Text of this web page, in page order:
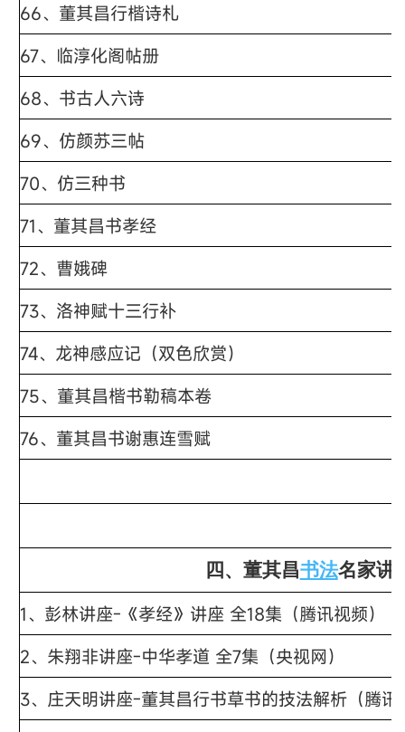
66、董其昌行楷诗札
67、临淳化阁帖册
68、书古人六诗
69、仿颜苏三帖
70、仿三种书
71、董其昌书孝经
72、曹娥碑
73、洛神赋十三行补
74、龙神感应记（双色欣赏）
75、董其昌楷书勒稿本卷
76、董其昌书谢惠连雪赋
四、董其昌书法名家讲
1、彭林讲座-《孝经》讲座 全18集（腾讯视频）
2、朱翔非讲座-中华孝道 全7集（央视网）
3、庄天明讲座-董其昌行书草书的技法解析（腾讯